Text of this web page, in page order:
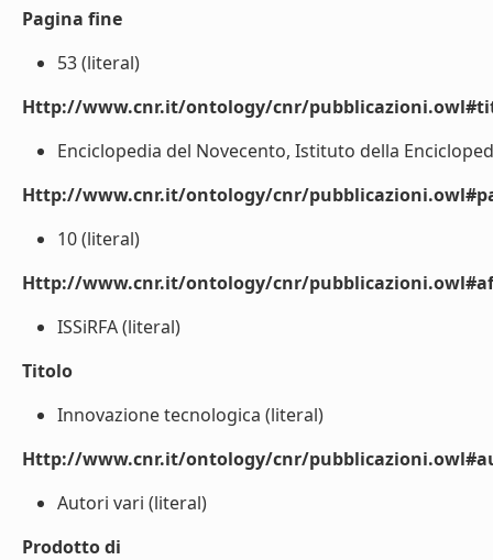
Pagina fine
53 (literal)
Http://www.cnr.it/ontology/cnr/
Enciclopedia del Novecento, Istituto della
Http://www.cnr.it/ontology/cnr/
10 (literal)
Http://www.cnr.it/ontology/cnr/
ISSiRFA (literal)
Titolo
Innovazione tecnologica (literal)
Http://www.cnr.it/ontology/cnr/
Autori vari (literal)
Prodotto di